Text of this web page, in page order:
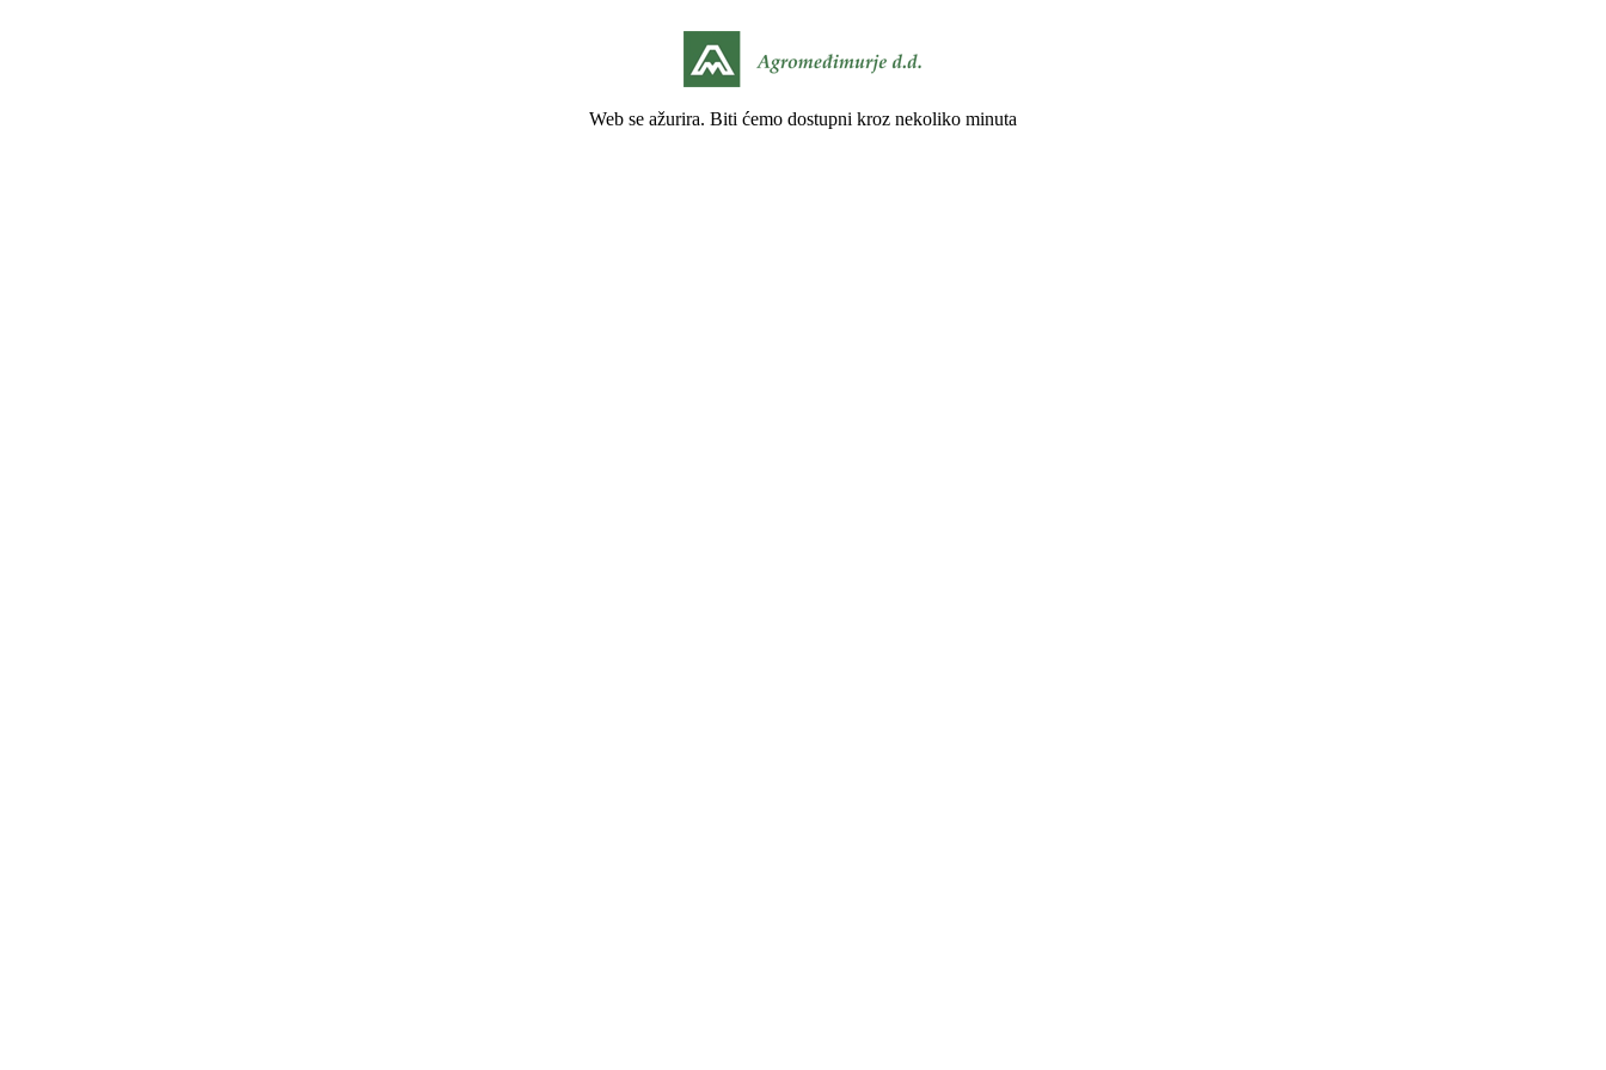
Web se ažurira. Biti ćemo dostupni kroz nekoliko minuta